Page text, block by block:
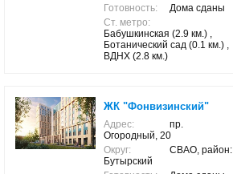
Готовность:
Дома сданы
Ст. метро:
Бабушкинская (2.9 км.) ,
Ботанический сад (0.1 км.) ,
ВДНХ (2.8 км.)
ЖК "Фонвизинский"
Адрес:
пр.
Огородный, 20
Округ:
СВАО, район:
Бутырский